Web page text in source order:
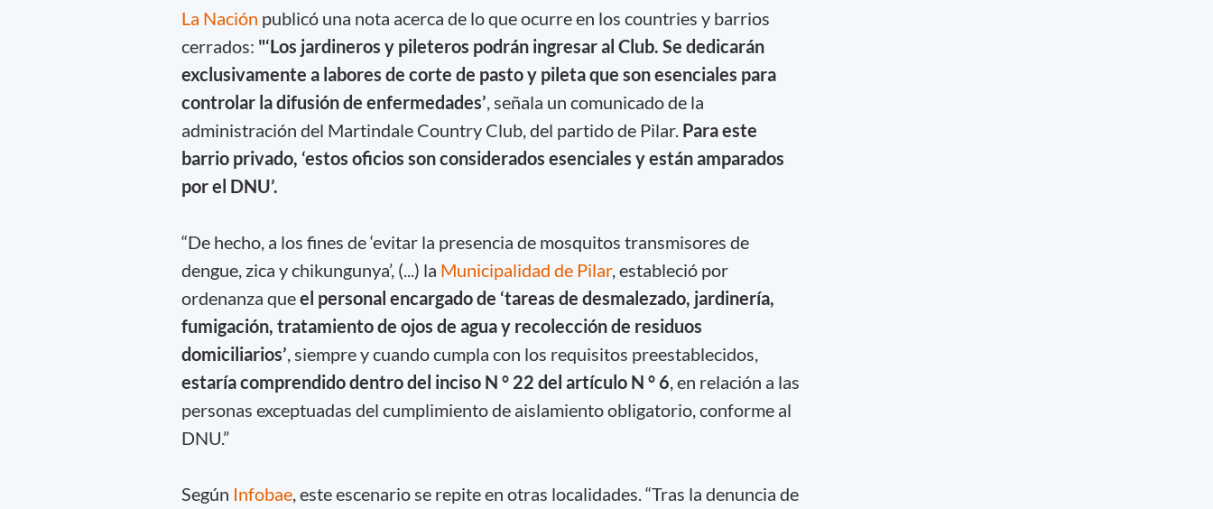
La Nación publicó una nota acerca de lo que ocurre en los countries y barrios
cerrados: "‘Los jardineros y pileteros podrán ingresar al Club. Se dedicarán
exclusivamente a labores de corte de pasto y pileta que son esenciales para
controlar la difusión de enfermedades’, señala un comunicado de la
administración del Martindale Country Club, del partido de Pilar. Para este
barrio privado, ‘estos oficios son considerados esenciales y están amparados
por el DNU’.
“De hecho, a los fines de ‘evitar la presencia de mosquitos transmisores de
dengue, zica y chikungunya’, (...) la Municipalidad de Pilar, estableció por
ordenanza queel personal encargado de ‘tareas de desmalezado, jardinería,
fumigación, tratamiento de ojos de agua y recolección de residuos
domiciliarios’, siempre y cuando cumpla con los requisitos preestablecidos,
estaría comprendido dentro del inciso N ° 22 del artículo N ° 6, en relación a las
personas exceptuadas del cumplimiento de aislamiento obligatorio, conforme al
DNU.”
Según Infobae, este escenario se repite en otras localidades. “Tras la denuncia de